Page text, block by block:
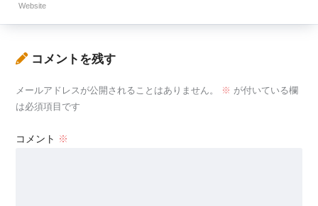
Website
コメントを残す
メールアドレスが公開されることはありません。 ※ が付いている欄
は必須項目です
コメント ※